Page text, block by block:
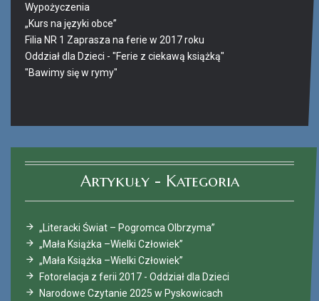
Wypożyczenia
„Kurs na języki obce”
Filia NR 1 Zaprasza na ferie w 2017 roku
Oddział dla Dzieci - "Ferie z ciekawą książką"
"Bawimy się w rymy"
Artykuły - Kategoria
„Literacki Świat – Pogromca Olbrzyma”
„Mała Książka –Wielki Człowiek”
„Mała Książka –Wielki Człowiek”
Fotorelacja z ferii 2017 - Oddział dla Dzieci
Narodowe Czytanie 2025 w Pyskowicach